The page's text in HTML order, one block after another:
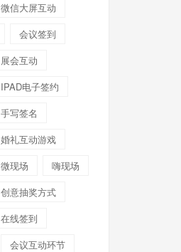
微信大屏互动
会议签到
展会互动
IPAD电子签约
手写签名
婚礼互动游戏
微现场
嗨现场
创意抽奖方式
在线签到
会议互动环节